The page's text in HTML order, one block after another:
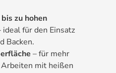
zu hohen
ideal für den Einsatz
Backen.
– für mehr
mit heißen